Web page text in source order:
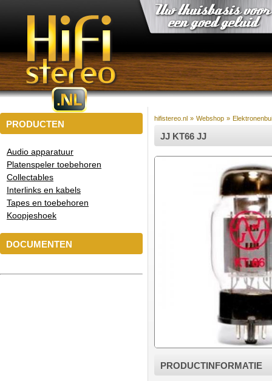
PRODUCTEN
Audio apparatuur
Platenspeler toebehoren
Collectables
Interlinks en kabels
Tapes en toebehoren
Koopjeshoek
DOCUMENTEN
hifistereo.nl » Webshop »
JJ KT66 JJ
PRODUCTINFORMATIE